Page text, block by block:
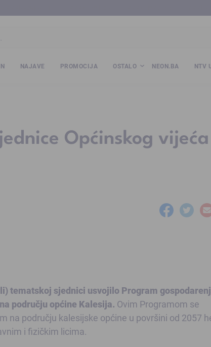
NAJAVE PROMOCIJA OSTALO NEON.BA NTV
Općinskog vijeća
tematskoj sjednici usvojilo Program
području općine Kalesija. Ovim Programom se
na području kalesijske općine u površini od 2057
i fizičkim licima.